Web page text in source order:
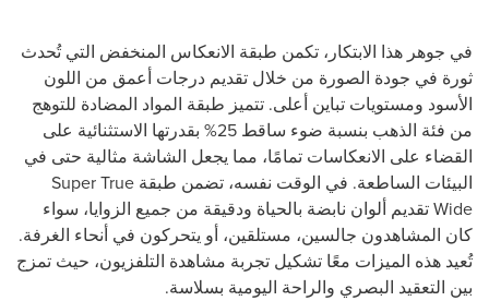
في جوهر هذا الابتكار، تكمن طبقة الانعكاس المنخفض التي تُحدث
ثورة في جودة الصورة من خلال تقديم درجات أعمق من اللون
الأسود ومستويات تباين أعلى. تتميز طبقة المواد المضادة للتوهج
من فئة الذهب بنسبة ضوء ساقط 25% بقدرتها الاستثنائية على
القضاء على الانعكاسات تمامًا، مما يجعل الشاشة مثالية حتى في
البيئات الساطعة. في الوقت نفسه، تضمن طبقة Super True
Wide تقديم ألوان نابضة بالحياة ودقيقة من جميع الزوايا، سواء
كان المشاهدون جالسين، مستلقين، أو يتحركون في أنحاء الغرفة.
تُعيد هذه الميزات معًا تشكيل تجربة مشاهدة التلفزيون، حيث تمزج
بين التعقيد البصري والراحة اليومية بسلاسة.